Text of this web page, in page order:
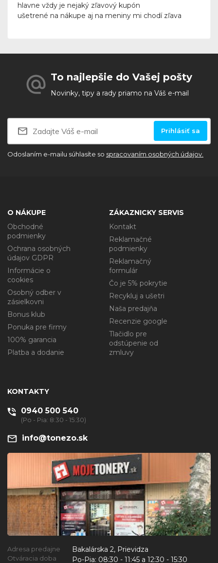
hlavne vždy je nejaký zľavový kupón
ušetrené na nákupe aj na meniny mi chodí zľava
To najlepšie do Vašej pošty
Novinky, tipy a rady priamo na Váš e-mail
Prihlásiť sa
Odoslaním e-mailu súhlasíte so spracovaním osobných údajov.
O NÁKUPE
Obchodné
podmienky
Ochrana osobných
údajov GDPR
Informácie o
cookies
Osobný odber v
zásielkovni
Bonus klub
Ponuka pre firmy
100% garancia
Platba a dodanie
ZÁKAZNICKY SERVIS
Kontakt
Reklamačné
podmienky
Reklamačný
formulár
Čo je 5% pokrytie
Recykluj a ušetri
Naša predajňa
Recenzie google
Tlačidlo pre
odstúpenie od
zmluvy
KONTAKTY
0940 500 540
(Po - Pia: 8:30 - 15:30)
info@tonezo.sk
Adresa predajne Bakalárska 2, Prievidza
Otváracia doba Po-Pia: 08:30 - 11:45 a 12:30 - 15:30